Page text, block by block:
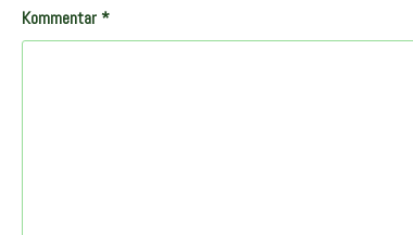
Kommentar*